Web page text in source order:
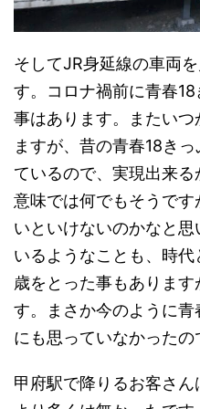
そしてJR身延線の車両
す。コロナ禍前に青春
事はあります。またい
ますが、昔の青春18き
ているので、実現出来
意味では何でもそうで
いといけないのかなと
いるようなことも、時代
歳をとった事もありま
す。まさか今のように
にも思っていなかったの
甲府駅で降りるお客さ